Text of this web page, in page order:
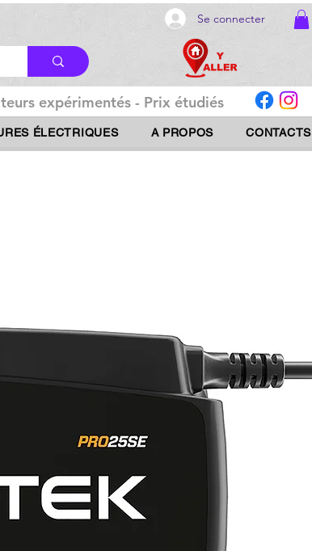
Se connecter
expérimentés - Prix étudiés
ÉLECTRIQUES A PROPOS CONTACTS